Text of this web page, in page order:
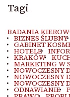
Tagi
BADANIA
BIZNES ŚLUBNY
GABINET
HOTELE
KRAKÓW
MARKETING W
NOWOCZESNY
NOWOCZESNY
NOWOCZESNY
ODNAWIANIE